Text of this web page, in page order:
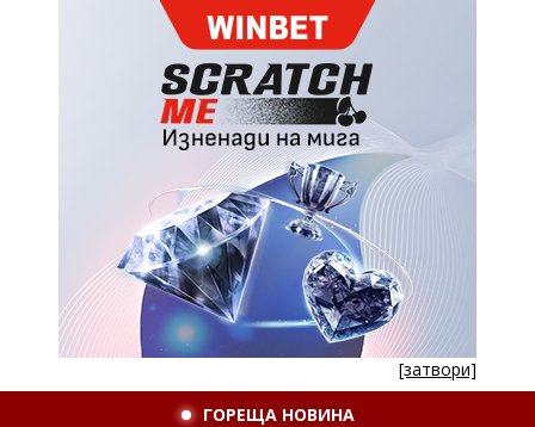
[затвори]
ГОРЕЩА НОВИНА